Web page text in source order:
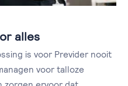
alles
is voor Previder nooit
voor talloze